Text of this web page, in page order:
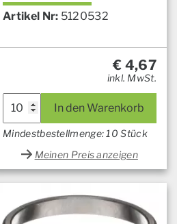
Artikel Nr: 5120532
€ 4,67
inkl. MwSt.
In den Warenkorb
Mindestbestellmenge: 10 Stück
Meinen Preis anzeigen